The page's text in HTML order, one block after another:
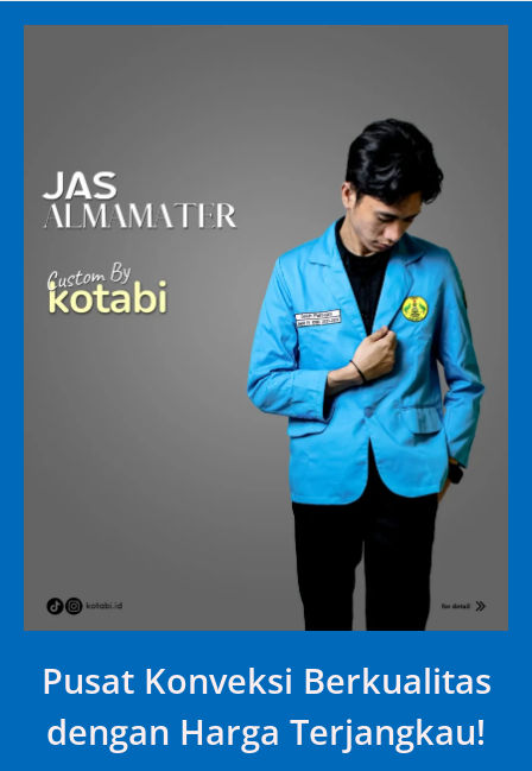
Pusat Konveksi Berkualitas
dengan Harga Terjangkau!